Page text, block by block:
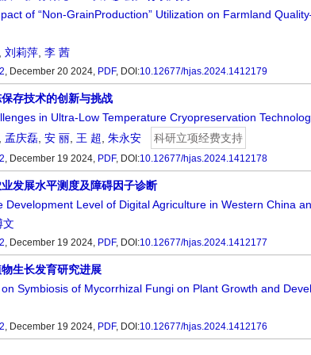
of “Non-GrainProduction” Utilization on Farmland
刘莉萍 李 茜
, December 20 2024, PDF, DOI:10.12677/hjas.2024.1412179
存技术的创新与挑战
in Ultra-Low Temperature Cryopreservation
孟庆磊 安 丽 王 超 朱永安 科研立项经费支持
, December 19 2024, PDF, DOI:10.12677/hjas.2024.1412178
发展水平测度及障碍因子诊断
Development Level of Digital Agriculture in Western China
文
, December 19 2024, PDF, DOI:10.12677/hjas.2024.1412177
生长发育研究进展
Symbiosis of Mycorrhizal Fungi on Plant Growth and
, December 19 2024, PDF, DOI:10.12677/hjas.2024.1412176